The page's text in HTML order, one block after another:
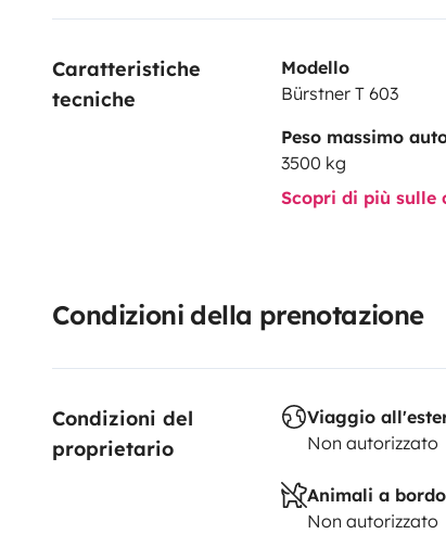
mailCopy
Caratteristiche
tecniche
Modello
Bürstner T 603
Peso massimo
3500 kg
Scopri di più sulle
Condizioni della prenotazione
Condizioni del
proprietario
Viaggio
Non autorizzato
Animali a bordo
Non autorizzato